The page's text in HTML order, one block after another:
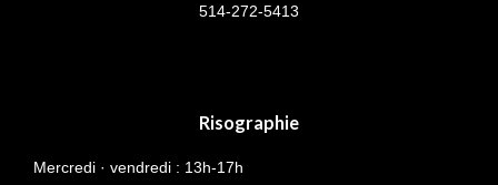
514-272-5413
Risographie
Mercredi · vendredi : 13h-17h